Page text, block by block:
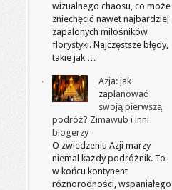
wizualnego chaosu, co może
zniechęcić nawet najbardziej
zapalonych miłośników
florystyki. Najczęstsze błędy,
takie jak …
Azja: jak
zaplanować
swoją pierwszą
podróż? Zimawub i inni
blogerzy
O zwiedzeniu Azji marzy
niemal każdy podróżnik. To
w końcu kontynent
różnorodności, wspaniałego